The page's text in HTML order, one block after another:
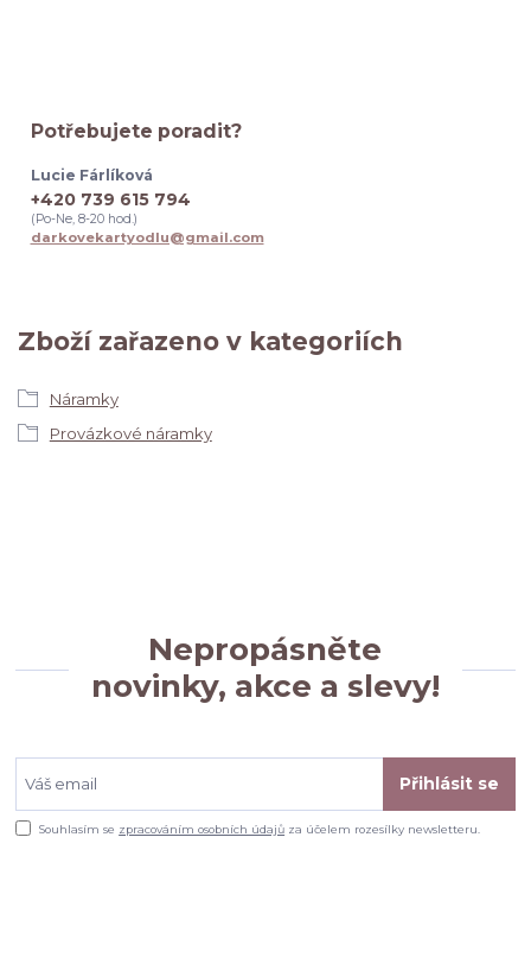
Zboží zařazeno v kategoriích
Náramky
Provázkové náramky
Potřebujete poradit?
Lucie Fárlíková
+420 739 615 794
(Po-Ne, 8-20 hod.)
darkovekartyodlu@gmail.com
Nepropásněte
novinky, akce a slevy!
Přihlásit se
Souhlasím se zpracováním osobních údajů za účelem rozesílky newsletteru.